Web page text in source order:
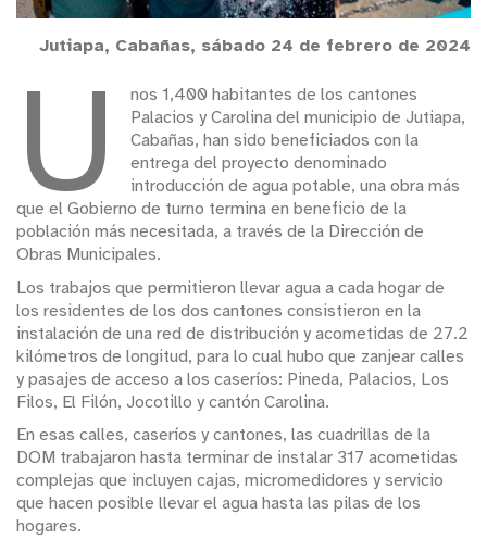
Jutiapa, Cabañas, sábado 24 de febrero de 2024
U
nos 1,400 habitantes de los cantones
Palacios y Carolina del municipio de Jutiapa,
Cabañas, han sido beneficiados con la
entrega del proyecto denominado
introducción de agua potable, una obra más
que el Gobierno de turno termina en beneficio de la
población más necesitada, a través de la Dirección de
Obras Municipales.
Los trabajos que permitieron llevar agua a cada hogar de
los residentes de los dos cantones consistieron en la
instalación de una red de distribución y acometidas de 27.2
kilómetros de longitud, para lo cual hubo que zanjear calles
y pasajes de acceso a los caseríos: Pineda, Palacios, Los
Filos, El Filón, Jocotillo y cantón Carolina.
En esas calles, caseríos y cantones, las cuadrillas de la
DOM trabajaron hasta terminar de instalar 317 acometidas
complejas que incluyen cajas, micromedidores y servicio
que hacen posible llevar el agua hasta las pilas de los
hogares.